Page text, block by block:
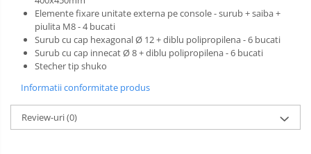
Elemente fixare unitate externa pe console - surub + saiba +
piulita M8 - 4 bucati
Surub cu cap hexagonal Ø 12 + diblu polipropilena - 6 bucati
Surub cu cap innecat Ø 8 + diblu polipropilena - 6 bucati
Stecher tip shuko
Informatii conformitate produs
Review-uri(0)